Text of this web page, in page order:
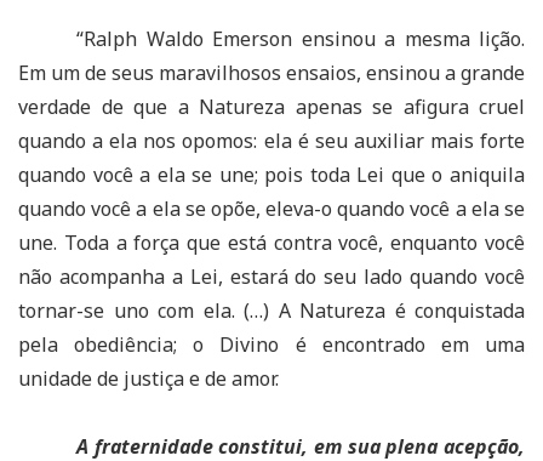
“Ralph Waldo Emerson ensinou a mesma lição.
Em um de seus maravilhosos ensaios, ensinou a grande
verdade de que a Natureza apenas se afigura cruel
quando a ela nos opomos: ela é seu auxiliar mais forte
quando você a ela se une; pois toda Lei que o aniquila
quando você a ela se opõe, eleva-o quando você a ela se
une. Toda a força que está contra você, enquanto você
não acompanha a Lei, estará do seu lado quando você
tornar-se uno com ela. (…) A Natureza é conquistada
pela obediência; o Divino é encontrado em uma
unidade de justiça e de amor.
A fraternidade constitui, em sua plena acepção,